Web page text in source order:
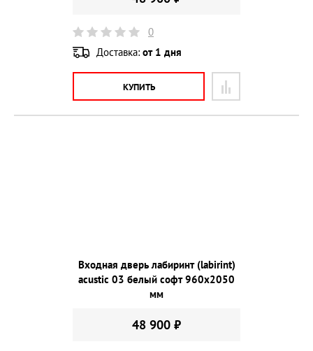
0
Доставка: от 1 дня
КУПИТЬ
Входная дверь лабиринт (labirint)
acustic 03 белый софт 960х2050
мм
48 900 ₽